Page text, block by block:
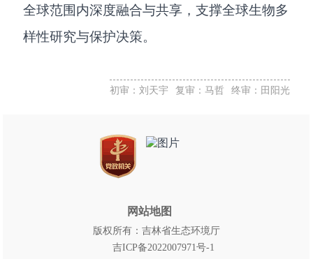
全球范围内深度融合与共享，支撑全球生物多
样性研究与保护决策。
初审：刘天宇 复审：马哲 终审：田阳光
网站地图
版权所有：吉林省生态环境厅
吉ICP备2022007971号-1